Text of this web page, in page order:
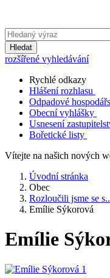
Hledat
rozšířené vyhledávání
Rychlé odkazy
Hlášení rozhlasu
Odpadové
Obecní vyhlášky
Usnesení
Bořetické listy
Vítejte na našich nových
Úvodní stránka
Obec
Rozloučili jsme se
Emílie Sýkorová
Emílie